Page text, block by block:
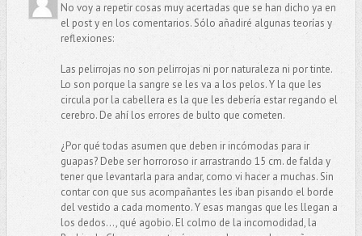
No voy a repetir cosas muy acertadas que se han dicho ya en
el post y en los comentarios. Sólo añadiré algunas teorías y
reflexiones:
Las pelirrojas no son pelirrojas ni por naturaleza ni por tinte.
Lo son porque la sangre se les va a los pelos. Y la que les
circula por la cabellera es la que les debería estar regando el
cerebro. De ahí los errores de bulto que cometen.
¿Por qué todas asumen que deben ir incómodas para ir
guapas? Debe ser horroroso ir arrastrando 15 cm. de falda y
tener que levantarla para andar, como vi hacer a muchas. Sin
contar con que sus acompañantes les iban pisando el borde
del vestido a cada momento. Y esas mangas que les llegan a
los dedos..., qué agobio. El colmo de la incomodidad, la